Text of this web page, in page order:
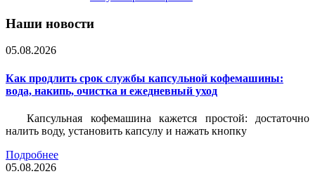
Наши новости
05.08.2026
Как продлить срок службы капсульной кофемашины:
вода, накипь, очистка и ежедневный уход
Капсульная кофемашина кажется простой: достаточно
налить воду, установить капсулу и нажать кнопку
Подробнее
05.08.2026